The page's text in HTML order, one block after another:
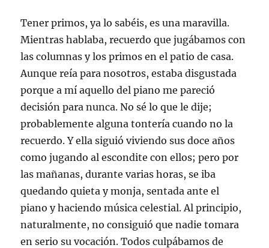
Tener primos, ya lo sabéis, es una maravilla.
Mientras hablaba, recuerdo que jugábamos con
las columnas y los primos en el patio de casa.
Aunque reía para nosotros, estaba disgustada
porque a mí aquello del piano me pareció
decisión para nunca. No sé lo que le dije;
probablemente alguna tontería cuando no la
recuerdo. Y ella siguió viviendo sus doce años
como jugando al escondite con ellos; pero por
las mañanas, durante varias horas, se iba
quedando quieta y monja, sentada ante el
piano y haciendo música celestial. Al principio,
naturalmente, no consiguió que nadie tomara
en serio su vocación. Todos culpábamos de